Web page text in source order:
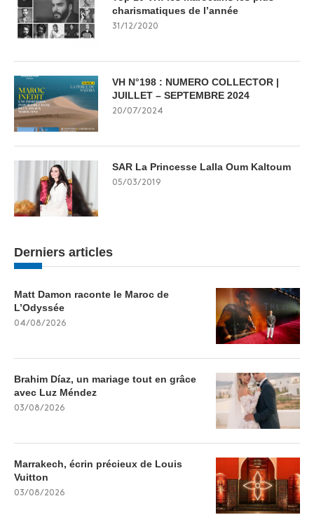
charismatiques de l’année
31/12/2020
VH N°198 : NUMERO COLLECTOR |
JUILLET – SEPTEMBRE 2024
20/07/2024
SAR La Princesse Lalla Oum Kaltoum
05/03/2019
Derniers articles
Matt Damon raconte le Maroc de
L’Odyssée
04/08/2026
Brahim Díaz, un mariage tout en grâce
avec Luz Méndez
03/08/2026
Marrakech, écrin précieux de Louis
Vuitton
03/08/2026